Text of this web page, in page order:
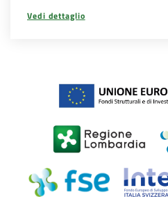
Vedi dettaglio